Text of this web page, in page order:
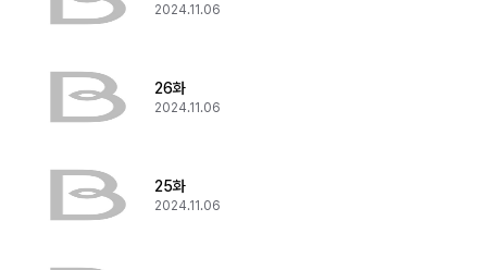
2024.11.06
26화
2024.11.06
25화
2024.11.06